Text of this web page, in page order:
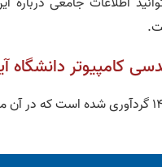
کامپیوتر
جدول زیر بر اساس کنکور سراسری ریاضی سال